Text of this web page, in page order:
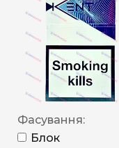
Фасування:
Блок